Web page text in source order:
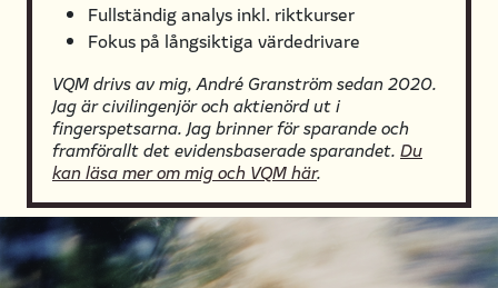
Fullständig analys inkl. riktkurser
Fokus på långsiktiga värdedrivare
VQM drivs av mig, André Granström sedan 2020.
Jag är civilingenjör och aktienörd ut i
fingerspetsarna. Jag brinner för sparande och
framförallt det evidensbaserade sparandet. Du
kan läsa mer om mig och VQM här.